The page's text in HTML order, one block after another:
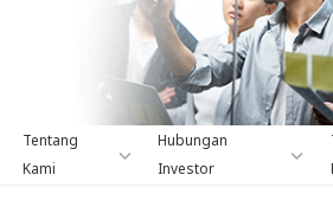
Tentang
Kami
Hubungan
Investor